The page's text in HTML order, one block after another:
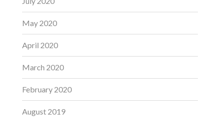
May 2020
April 2020
March 2020
February 2020
August 2019